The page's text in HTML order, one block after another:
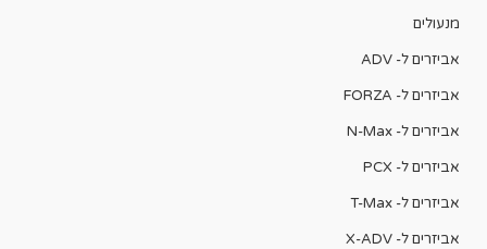
מנעולים
אביזרים ל- ADV
אביזרים ל- FORZA
אביזרים ל- N-Max
אביזרים ל- PCX
אביזרים ל- T-Max
אביזרים ל- X-ADV